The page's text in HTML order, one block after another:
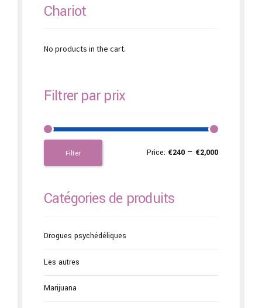
Chariot
No products in the cart.
Filtrer par prix
Filter Price: €240 — €2,000
Catégories de produits
Drogues psychédéliques
Les autres
Marijuana